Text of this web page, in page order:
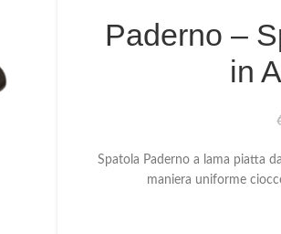
Paderno –
in
Spatola Paderno a lama piatta
maniera uniforme